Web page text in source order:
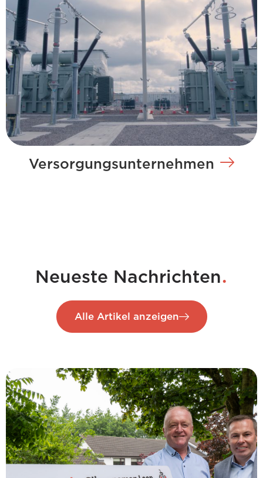
Versorgungsunternehmen
Neueste Nachrichten.
Alle Artikel anzeigen